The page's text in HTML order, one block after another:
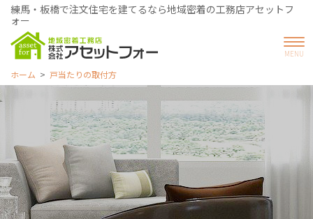
練馬・板橋で注文住宅を建てるなら地域密着の工務店アセットフ
ォー
ホーム 戸当たりの取付方